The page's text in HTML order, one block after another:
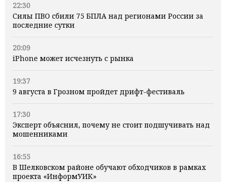
22:30
Силы ПВО сбили 75 БПЛА над регионами России за
последние сутки
20:09
iPhone может исчезнуть с рынка
19:37
9 августа в Грозном пройдет дрифт-фестиваль
17:30
Эксперт объяснил, почему не стоит подшучивать над
мошенниками
16:55
В Шелковском районе обучают обходчиков в рамках
проекта «ИнформУИК»